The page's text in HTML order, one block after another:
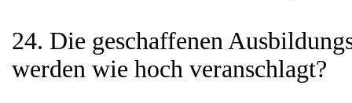
24. Die geschaffenen
werden wie hoch veranschlagt?